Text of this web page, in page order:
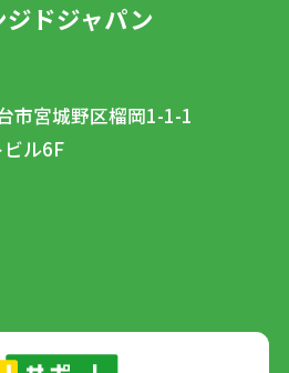
ドジャパン
市宮城野区榴岡1-1-1
ル6F